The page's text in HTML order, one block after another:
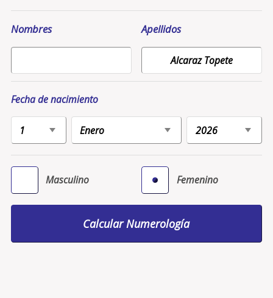
Nombres Apellidos
Fecha de nacimiento
Masculino Femenino